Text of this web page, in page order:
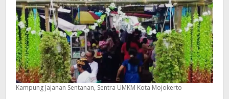
Kampung Jajanan Sentanan, Sentra UMKM Kota Mojokerto